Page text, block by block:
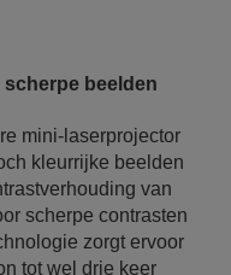
beelden
mini-laserprojector
kleurrijke beelden
van
scherpe contrasten
zorgt ervoor
tot wel drie keer